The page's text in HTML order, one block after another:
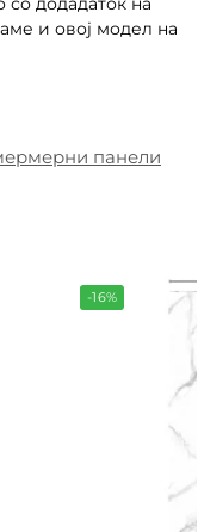
и овој модел на
панели
-16%